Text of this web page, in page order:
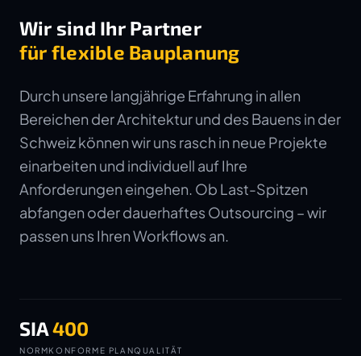
Wir sind Ihr Partner
für flexible Bauplanung
Durch unsere langjährige Erfahrung in allen
Bereichen der Architektur und des Bauens in der
Schweiz können wir uns rasch in neue Projekte
einarbeiten und individuell auf Ihre
Anforderungen eingehen. Ob Last-Spitzen
abfangen oder dauerhaftes Outsourcing – wir
passen uns Ihren Workflows an.
SIA400
NORMKONFORME PLANQUALITÄT